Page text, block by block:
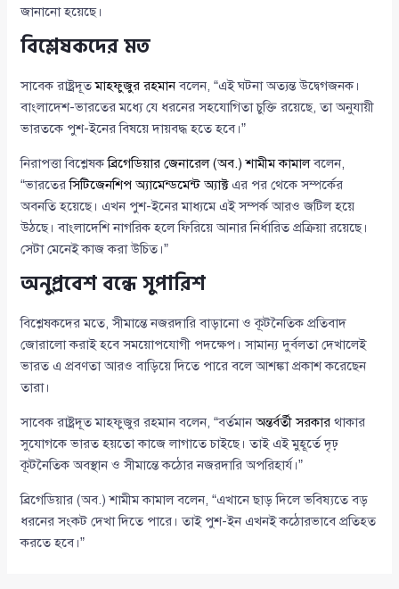
জানানো হয়েছে।
বিশ্লেষকদের মত
সাবেক রাষ্ট্রদূতমাহফুজুর রহমানবলেন, “এই ঘটনা অত্যন্ত উদ্বেগজনক।
বাংলাদেশ-ভারতের মধ্যে যে ধরনের সহযোগিতা চুক্তি রয়েছে, তা অনুযায়ী
ভারতকে পুশ-ইনের বিষয়ে দায়বদ্ধ হতে হবে।”
নিরাপত্তা বিশ্লেষকব্রিগেডিয়ার জেনারেল (অব.) শামীম কামালবলেন,
“ভারতেরসিটিজেনশিপ অ্যামেন্ডমেন্ট অ্যাক্টএর পর থেকে সম্পর্কের
অবনতি হয়েছে। এখন পুশ-ইনের মাধ্যমে এই সম্পর্ক আরও জটিল হয়ে
উঠছে। বাংলাদেশি নাগরিক হলে ফিরিয়ে আনার নির্ধারিত প্রক্রিয়া রয়েছে।
সেটা মেনেই কাজ করা উচিত।”
অনুপ্রবেশ বন্ধে সুপারিশ
বিশ্লেষকদের মতে, সীমান্তে নজরদারি বাড়ানো ও কূটনৈতিক প্রতিবাদ
জোরালো করাই হবে সময়োপযোগী পদক্ষেপ। সামান্য দুর্বলতা দেখালেই
ভারত এ প্রবণতা আরও বাড়িয়ে দিতে পারে বলে আশঙ্কা প্রকাশ করেছেন
তারা।
সাবেক রাষ্ট্রদূত মাহফুজুর রহমান বলেন, “বর্তমানঅন্তর্বর্তী সরকার থাকার
সুযোগকে ভারত হয়তো কাজে লাগাতে চাইছে। তাই এই মুহূর্তে দৃঢ়
কূটনৈতিক অবস্থান ও সীমান্তে কঠোর নজরদারি অপরিহার্য।”
ব্রিগেডিয়ার (অব.) শামীম কামাল বলেন, “এখানে ছাড় দিলে ভবিষ্যতে বড়
ধরনের সংকট দেখা দিতে পারে। তাই পুশ-ইন এখনই কঠোরভাবে প্রতিহত
করতে হবে।”